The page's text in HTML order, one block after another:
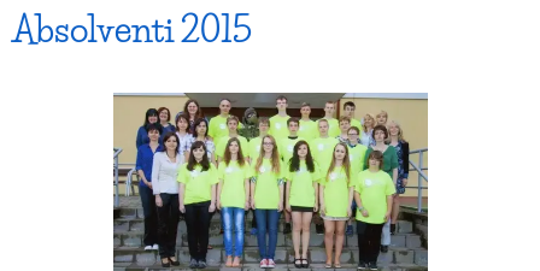
Absolventi 2015